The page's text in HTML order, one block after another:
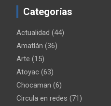
Categorías
Actualidad (44)
Amatlán (36)
Arte (15)
Atoyac (63)
Chocaman (6)
Circula en redes (71)